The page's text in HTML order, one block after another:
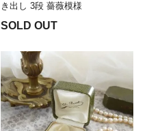
き出し 3段 薔薇模様
SOLD OUT